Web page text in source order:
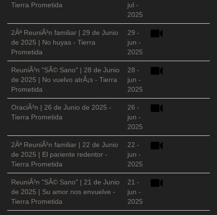
Tierra Prometida
jul -
2025
2Âª ReuniÃ³n familiar | 29 de Junio
de 2025 | No huyas - Tierra
Prometida
29 -
jun -
2025
ReuniÃ³n "SÃ© Sano" | 28 de Junio
de 2025 | No vuelvo atrÃ¡s - Tierra
Prometida
28 -
jun -
2025
OraciÃ³n | 26 de Junio de 2025 -
Tierra Prometida
26 -
jun -
2025
2Âª ReuniÃ³n familiar | 22 de Junio
de 2025 | El pariente redentor -
Tierra Prometida
22 -
jun -
2025
ReuniÃ³n "SÃ© Sano" | 21 de Junio
de 2025 | Su amor nos envuelve -
Tierra Prometida
21 -
jun -
2025